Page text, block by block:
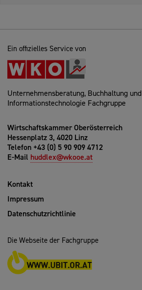
Ein offizielles Service von
Unternehmensberatung, Buchhaltung und
Informationstechnologie Fachgruppe
Wirtschaftskammer Oberösterreich
Hessenplatz 3, 4020 Linz
Telefon +43 (0) 5 90 909 4712
E-Mail huddlex@wkooe.at
Kontakt
Impressum
Datenschutzrichtlinie
Die Webseite der Fachgruppe